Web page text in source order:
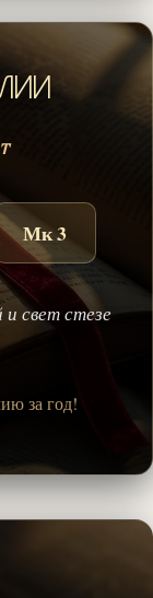
Мк 3
и свет стезе
за год!